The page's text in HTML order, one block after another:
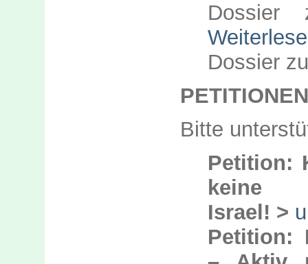
Dossier
PETITIONEN
Bitte
Petition:
keine
Israel! >
Petition: